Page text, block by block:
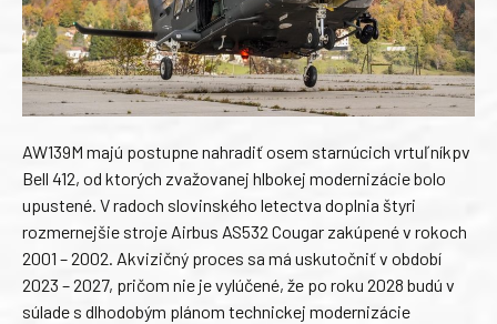
AW139M majú postupne nahradiť osem starnúcich vrtuľníkpv
Bell 412, od ktorých zvažovanej hlbokej modernizácie bolo
upustené. V radoch slovinského letectva doplnia štyri
rozmernejšie stroje Airbus AS532 Cougar zakúpené v rokoch
2001 – 2002. Akvizičný proces sa má uskutočniť v období
2023 – 2027, pričom nie je vylúčené, že po roku 2028 budú v
súlade s dlhodobým plánom technickej modernizácie